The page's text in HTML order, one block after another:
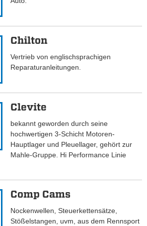
Chilton
Vertrieb von englischsprachigen
Reparaturanleitungen.
Clevite
bekannt geworden durch seine
hochwertigen 3-Schicht Motoren-
Hauptlager und Pleuellager, gehört zur
Mahle-Gruppe. Hi Performance Linie
Comp Cams
Nockenwellen, Steuerkettensätze,
Stößelstangen, uvm, aus dem Rennsport